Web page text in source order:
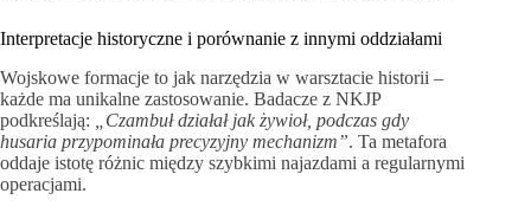
Interpretacje historyczne i porównanie z innymi oddziałami
Wojskowe formacje to jak narzędzia w warsztacie historii –
każde ma unikalne zastosowanie. Badacze z NKJP
podkreślają:
„Czambuł działał jak żywioł, podczas gdy
husaria przypominała precyzyjny mechanizm”. Ta metafora
oddaje istotę różnic między szybkimi najazdami a regularnymi
operacjami.